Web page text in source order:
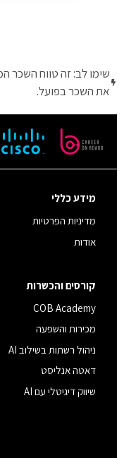
שימו לב: זה טווח השכר
את השכר בפועל.
מידע כללי
מדיניות הפרטיות
אודות
קורסים והכשרות
COB Academy
מכירות והשפעה
ניהול רשתות בשילוב AI
דאטה אנליסט
שיווק דיגיטלי עם AI